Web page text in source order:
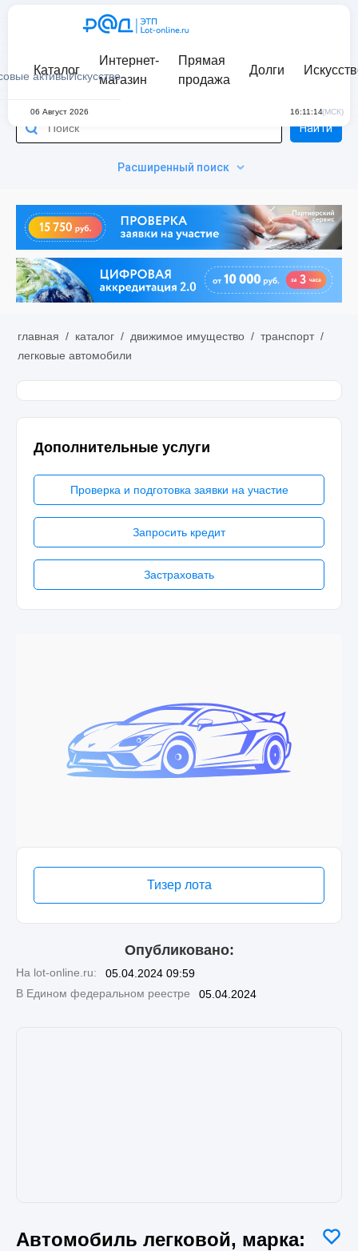
активыИскусство
Каталог
Интернет-
магазин
Прямая
продажа
Долги
06 Август 2026 16:11:14(МСК)
Расширенный поиск
Найти
главная / каталог / движимое имущество / транспорт /
легковые автомобили
Дополнительные услуги
Проверка и подготовка заявки на участие
Запросить кредит
Застраховать
Тизер лота
Опубликовано:
На lot-online.ru:
05.04.2024 09:59
В Едином федеральном реестре
05.04.2024
Автомобиль легковой, марка: